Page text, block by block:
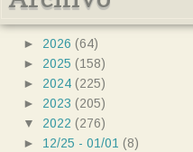
► 2026 (64)
► 2025 (158)
► 2024 (225)
► 2023 (205)
▼
2022 (276)
► 12/25 - 01/01 (8)